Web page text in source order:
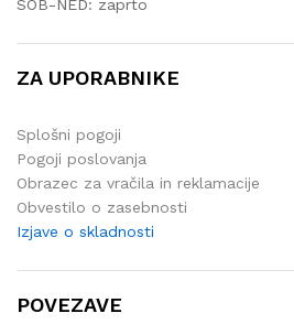
SOB-NED: zaprto
ZA UPORABNIKE
Splošni pogoji
Pogoji poslovanja
Obrazec za vračila in reklamacije
Obvestilo o zasebnosti
Izjave o skladnosti
POVEZAVE